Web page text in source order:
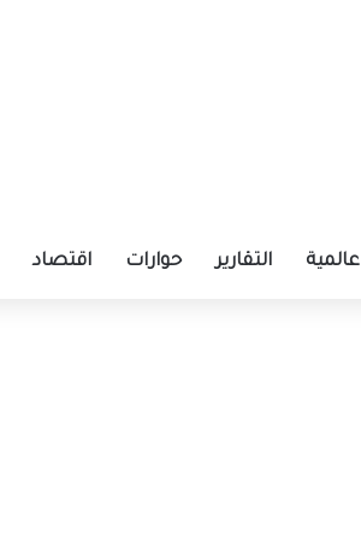
عالمية التقارير حوارات اقتصاد